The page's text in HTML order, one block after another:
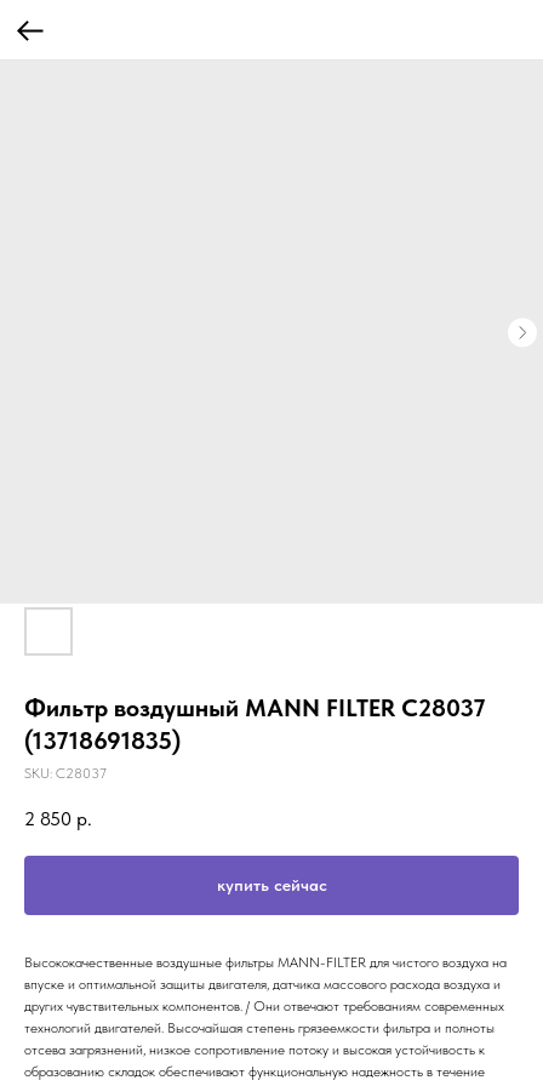
Фильтр воздушный MANN FILTER C28037
(13718691835)
SKU: C28037
2 850 р.
купить сейчас
Высококачественные воздушные фильтры MANN-FILTER для чистого воздуха на
впуске и оптимальной защиты двигателя, датчика массового расхода воздуха и
других чувствительных компонентов. / Они отвечают требованиям современных
технологий двигателей. Высочайшая степень грязеемкости фильтра и полноты
отсева загрязнений, низкое сопротивление потоку и высокая устойчивость к
образованию складок обеспечивают функциональную надежность в течение